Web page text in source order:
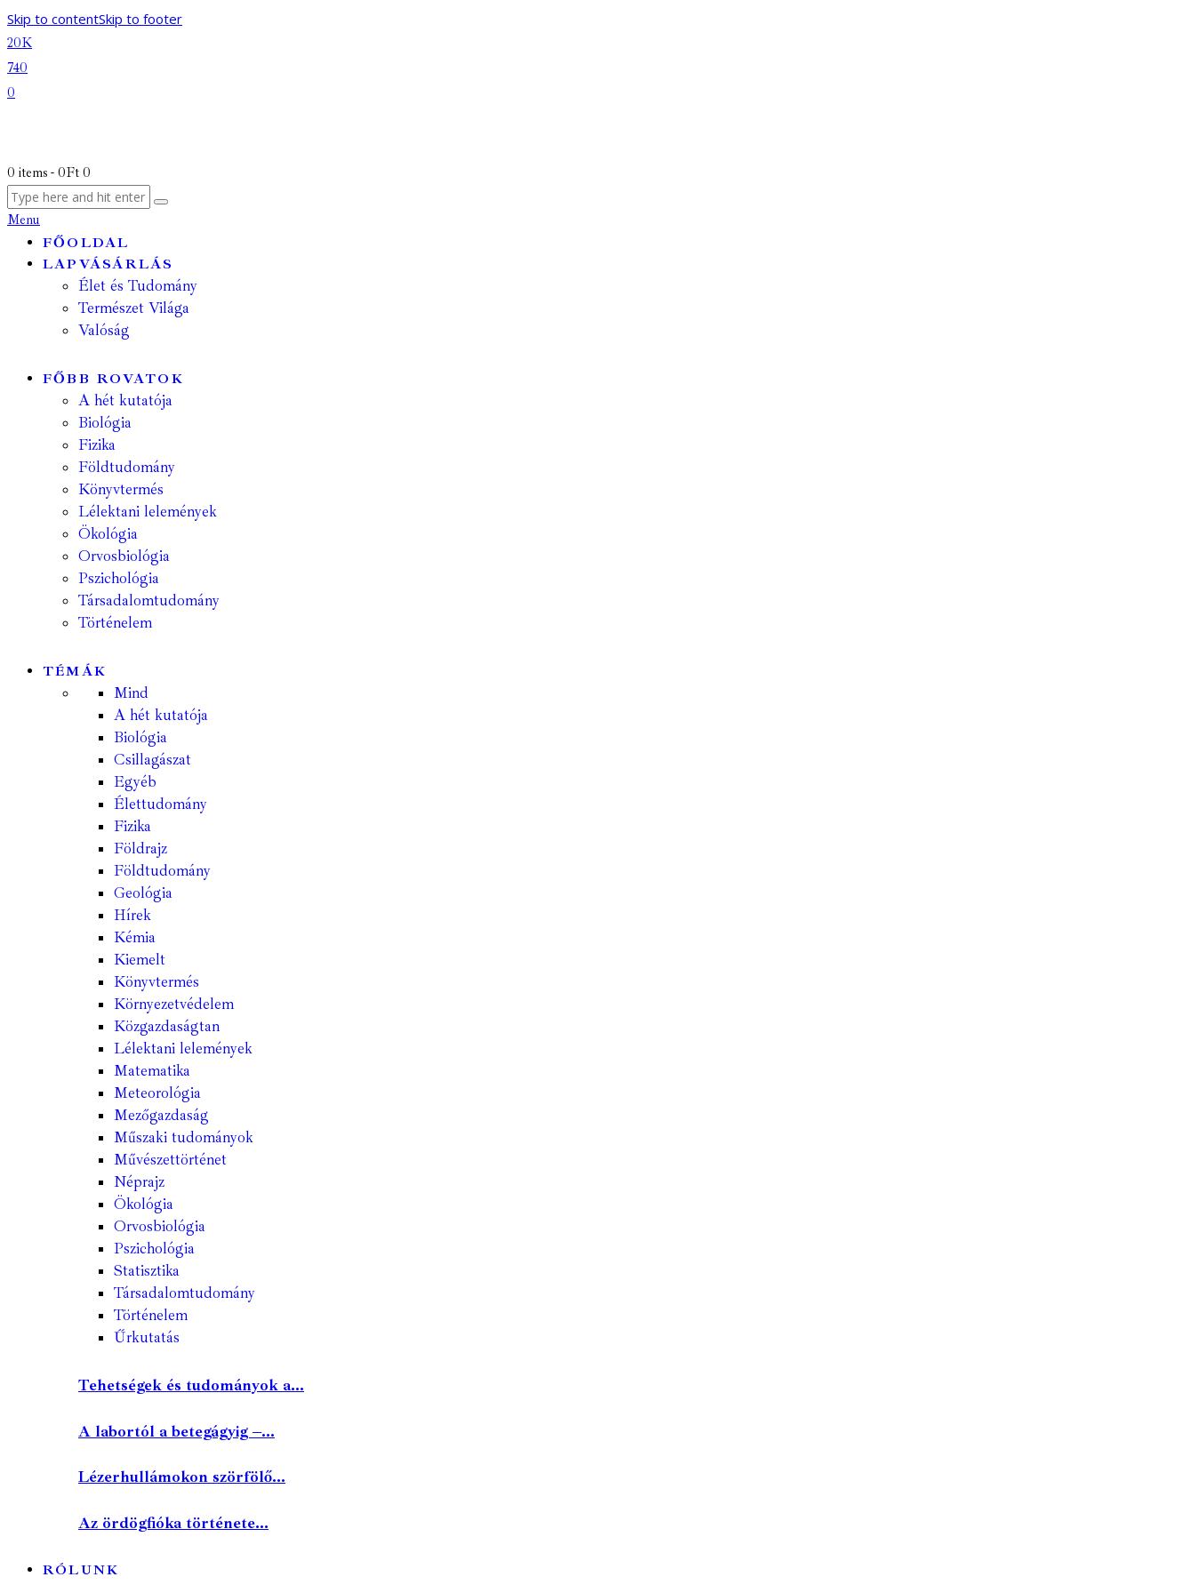
Skip to contentSkip to footer
20K
740
0
0 items - 0Ft 0
Menu
FŐOLDAL
LAPVÁSÁRLÁS
Élet és Tudomány
Természet Világa
Valóság
FŐBB ROVATOK
A hét kutatója
Biológia
Fizika
Földtudomány
Könyvtermés
Lélektani lelemények
Ökológia
Orvosbiológia
Pszichológia
Társadalomtudomány
Történelem
TÉMÁK
Mind
A hét kutatója
Biológia
Csillagászat
Egyéb
Élettudomány
Fizika
Földrajz
Földtudomány
Geológia
Hírek
Kémia
Kiemelt
Könyvtermés
Környezetvédelem
Közgazdaságtan
Lélektani lelemények
Matematika
Meteorológia
Mezőgazdaság
Műszaki tudományok
Művészettörténet
Néprajz
Ökológia
Orvosbiológia
Pszichológia
Statisztika
Társadalomtudomány
Történelem
Űrkutatás
Tehetségek és tudományok a...
A labortól a betegágyig –...
Lézerhullámokon szörfölő...
Az ördögfióka története...
RÓLUNK